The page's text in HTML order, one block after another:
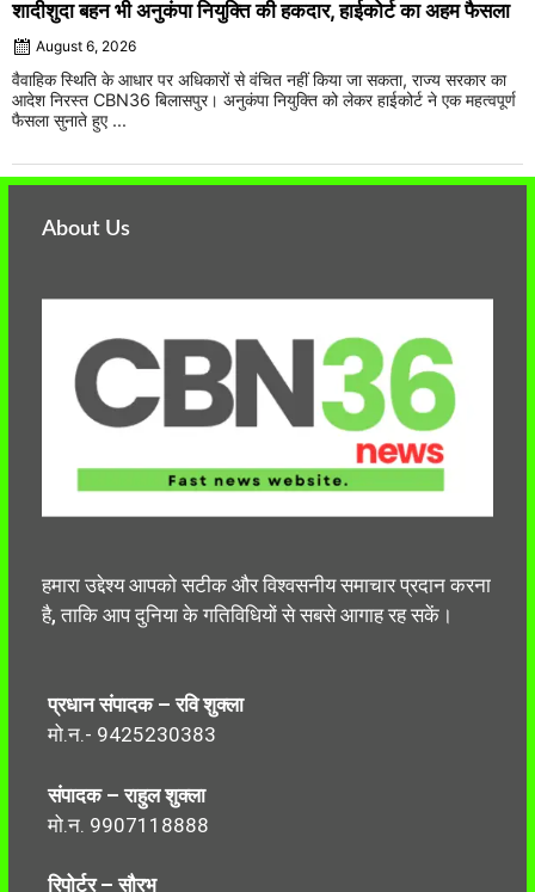
शादीशुदा बहन भी अनुकंपा नियुक्ति की हकदार, हाईकोर्ट का अहम फैसला
August 6, 2026
वैवाहिक स्थिति के आधार पर अधिकारों से वंचित नहीं किया जा सकता, राज्य सरकार का
आदेश निरस्त CBN36 बिलासपुर। अनुकंपा नियुक्ति को लेकर हाईकोर्ट ने एक महत्वपूर्ण
फैसला सुनाते हुए ...
About Us
हमारा उद्देश्य आपको सटीक और विश्वसनीय समाचार प्रदान करना
है, ताकि आप दुनिया के गतिविधियों से सबसे आगाह रह सकें।
प्रधान संपादक – रवि शुक्ला
मो.न.- 9425230383
संपादक – राहुल शुक्ला
मो.न. 9907118888
रिपोर्टर – सौरभ